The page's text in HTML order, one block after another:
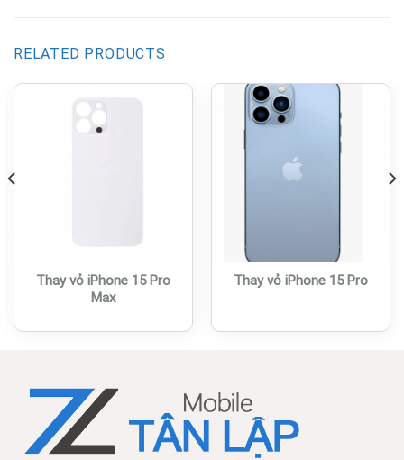
RELATED PRODUCTS
Thay vỏ iPhone 15 Pro
Max
Thay vỏ iPhone 15 Pro